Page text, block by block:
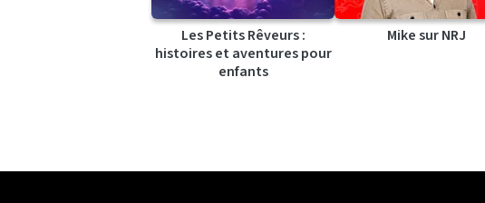
Les Petits Rêveurs :
histoires et aventures pour
enfants
Mike sur NRJ